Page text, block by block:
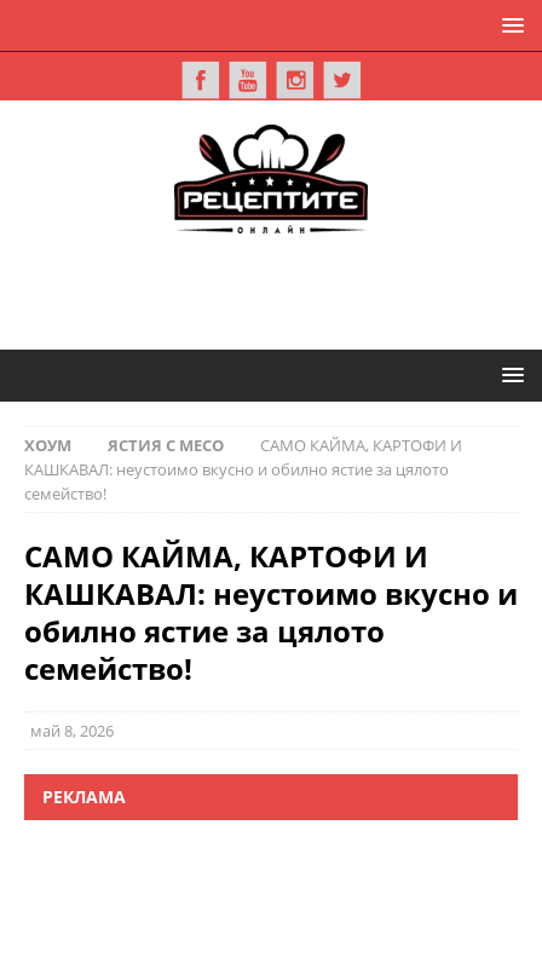
ХОУМ ЯСТИЯ С МЕСО
САМО КАЙМА, КАРТОФИ И
КАШКАВАЛ: неустоимо вкусно и обилно ястие за цялото
семейство!
САМО КАЙМА, КАРТОФИ И
КАШКАВАЛ: неустоимо вкусно и
обилно ястие за цялото
семейство!
май 8, 2026
РЕКЛАМА